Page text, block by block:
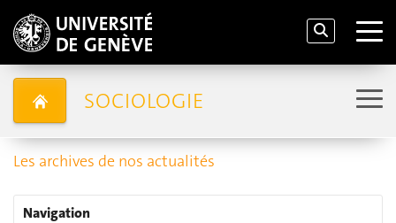
SOCIOLOGIE
Les archives de nos actualités
Navigation